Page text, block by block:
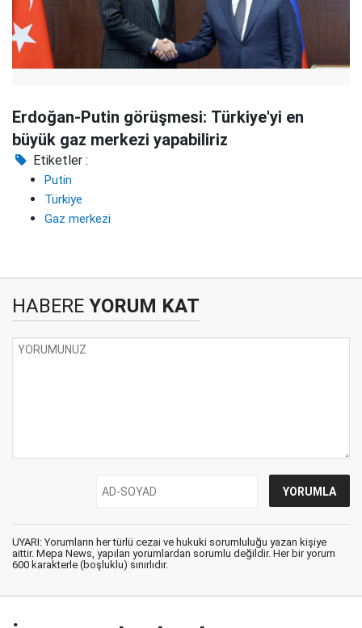
Erdoğan-Putin görüşmesi: Türkiye'yi en
büyük gaz merkezi yapabiliriz
Etiketler :
Putin
Türkiye
Gaz merkezi
HABERE YORUM KAT
UYARI: Yorumların her türlü cezai ve hukuki sorumluluğu yazan kişiye
aittir. Mepa News, yapılan yorumlardan sorumlu değildir. Her bir yorum
600 karakterle (boşluklu) sınırlıdır.